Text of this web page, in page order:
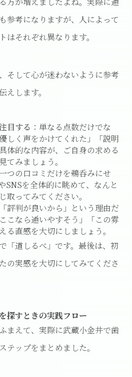
参考になりますが、人によって
はそれぞれ異なります。
そして心が迷わないように参考
えします。
目する ：単なる点数だけでな
しく声をかけてくれた」「説明
体的な内容が、ご自身の求める
てみましょう。
一つの口コミだけを鵜呑みにせ
SNSを全体的に眺めて、なんと
取ってみてください。
「評判が良いから」という理由だ
こなら通いやすそう」「この雰
る直感を大切にしましょう。
「道しるべ」です。最後は、初
の実感を大切にしてみてくださ
探すときの実践フロー
まえて、実際に武蔵小金井で歯
テップをまとめました。